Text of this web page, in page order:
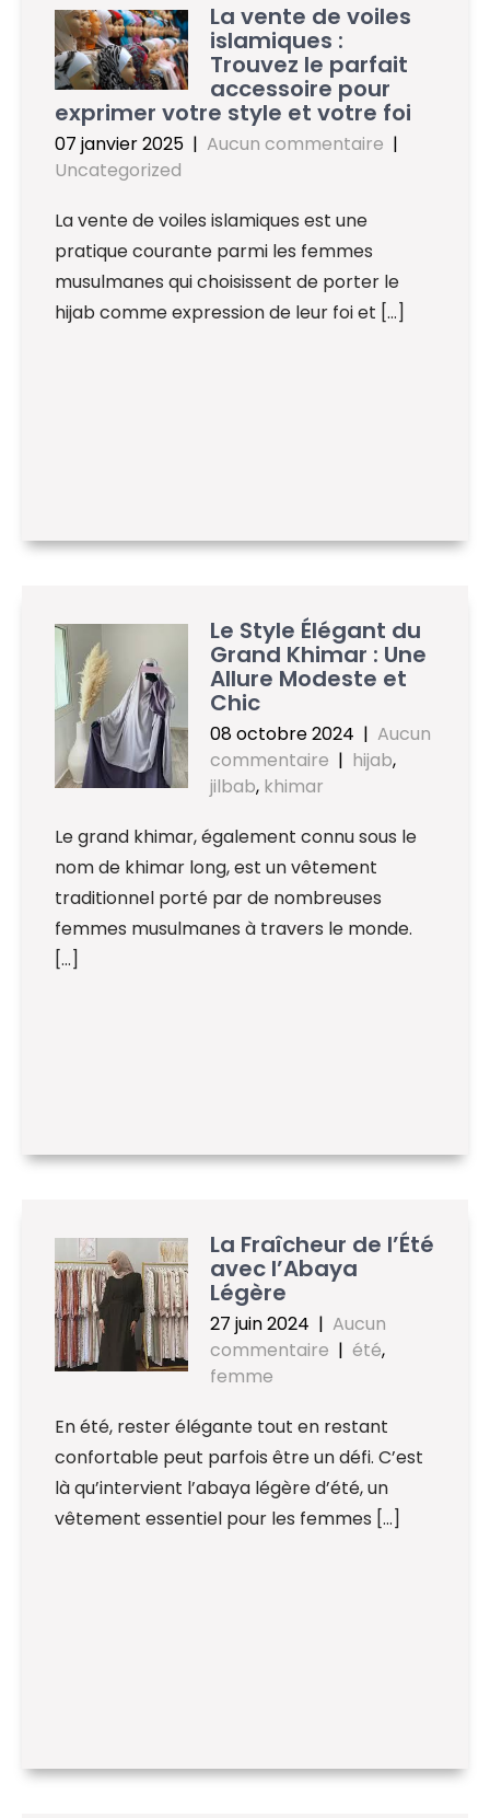
La vente de voiles
islamiques :
Trouvez le parfait
accessoire pour
exprimer votre style et votre foi
07 janvier 2025 | Aucun commentaire |
Uncategorized
La vente de voiles islamiques est une
pratique courante parmi les femmes
musulmanes qui choisissent de porter le
hijab comme expression de leur foi et […]
Le Style Élégant du
Grand Khimar : Une
Allure Modeste et
Chic
08 octobre 2024 | Aucun
commentaire | hijab,
jilbab, khimar
Le grand khimar, également connu sous le
nom de khimar long, est un vêtement
traditionnel porté par de nombreuses
femmes musulmanes à travers le monde.
[…]
La Fraîcheur de l’Été
avec l’Abaya
Légère
27 juin 2024 | Aucun
commentaire | été,
femme
En été, rester élégante tout en restant
confortable peut parfois être un défi. C’est
là qu’intervient l’abaya légère d’été, un
vêtement essentiel pour les femmes […]